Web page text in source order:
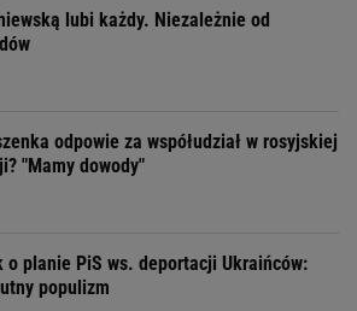
lubi każdy. Niezależnie od
odpowie za współudział w rosyjskiej
"Mamy dowody"
o planie PiS ws. deportacji Ukraińców:
populizm